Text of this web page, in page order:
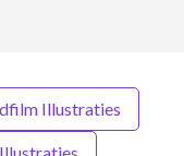
Illustraties